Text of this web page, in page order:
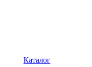
Каталог